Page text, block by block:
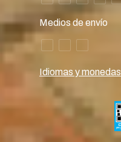
Medios de envío
Idiomas y monedas